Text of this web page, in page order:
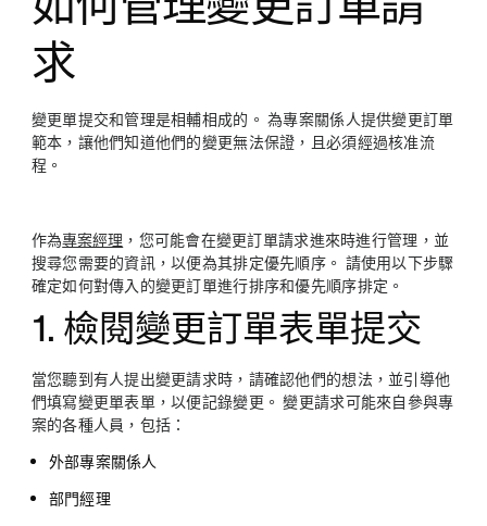
求
變更單提交和管理是相輔相成的。 為專案關係人提供變更訂單
範本，讓他們知道他們的變更無法保證，且必須經過核准流
程。
作為專案經理 ，您可能會在變更訂單請求進來時進行管理，並
搜尋您需要的資訊，以便為其排定優先順序。 請使用以下步驟
確定如何對傳入的變更訂單進行排序和優先順序排定。
1. 檢閱變更訂單表單提交
當您聽到有人提出變更請求時，請確認他們的想法，並引導他
們填寫變更單表單，以便記錄變更。 變更請求可能來自參與專
案的各種人員，包括：
外部專案關係人
部門經理